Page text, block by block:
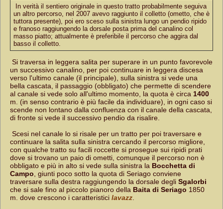
In verità il sentiero originale in questo tratto probabilmente seguiva
un altro percorso, nel 2007 avevo raggiunto il colletto (ometto, che è
tuttora presente), poi ero sceso sulla sinistra lungo un pendio ripido
e franoso raggiungendo la dorsale posta prima del canalino col
masso piatto; attualmente è preferibile il percorso che aggira dal
basso il colletto.
Si traversa in leggera salita per superare in un punto favorevole
un successivo canalino, per poi continuare in leggera discesa
verso l'ultimo canale (il principale), sulla sinistra si vede una
bella cascata, il passaggio (obbligato) che permette di scendere
al canale si vede solo all'ultimo momento, la quota è circa 1400
m. (in senso contrario è più facile da individuare), in ogni caso si
scende non lontano dalla confluenza con il canale della cascata,
di fronte si vede il successivo pendio da risalire.
Scesi nel canale lo si risale per un tratto per poi traversare e
continuare la salita sulla sinistra cercando il percorso migliore,
con qualche tratto su facili roccette si prosegue sui ripidi prati
dove si trovano un paio di ometti, comunque il percorso non è
obbligato e più in alto si vede sulla sinistra la Bocchetta di
Campo, giunti poco sotto la quota di Seriago conviene
traversare sulla destra raggiungendo la dorsale degli Sgalorbi
che si sale fino al piccolo pianoro della Baita di Seriago 1850
m. dove crescono i caratteristici lavazz.